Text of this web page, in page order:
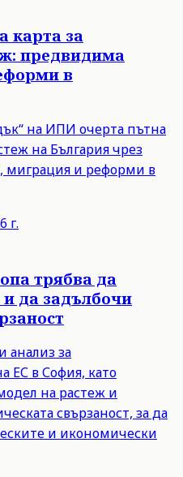
карта за
предвидима
в
на ИПИ очерта пътна
на България чрез
миграция и реформи в
г.
трябва да
да задълбочи
анализ за
ЕС в София, като
на растеж и
свързаност, за да
и икономически